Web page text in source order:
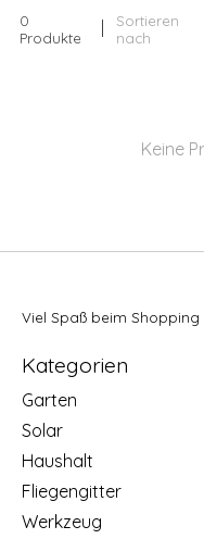
0
Produkte
Sortieren
nach
Keine
Viel Spaß beim
Kategorien
Garten
Solar
Haushalt
Fliegengitter
Werkzeug